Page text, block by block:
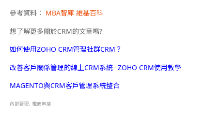
參考資料： MBA智庫 維基百科
想了解更多關於CRM的文章嗎?
如何使用ZOHO CRM管理社群CRM？
改善客戶關係管理的線上CRM系統─ZOHO CRM使用教學
MAGENTO與CRM客戶管理系統整合
內部管理, 電商串接